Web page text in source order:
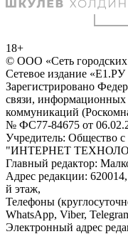
18+
© ООО «Сеть городских
Сетевое издание
Зарегистрировано
связи,
коммуникаций
№ ФС77-84675 от
Учредитель: Общество с
"ИНТЕРНЕТ
Главный редактор:
Адрес редакции:
й этаж,
Телефоны
WhatsApp, Viber,
Электронный адрес